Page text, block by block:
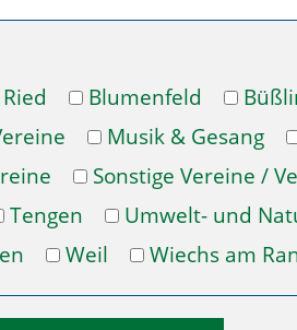
Blumenfeld
Musik & Gesang
Sonstige Vereine /
Tengen Umwelt- und
Weil Wiechs am